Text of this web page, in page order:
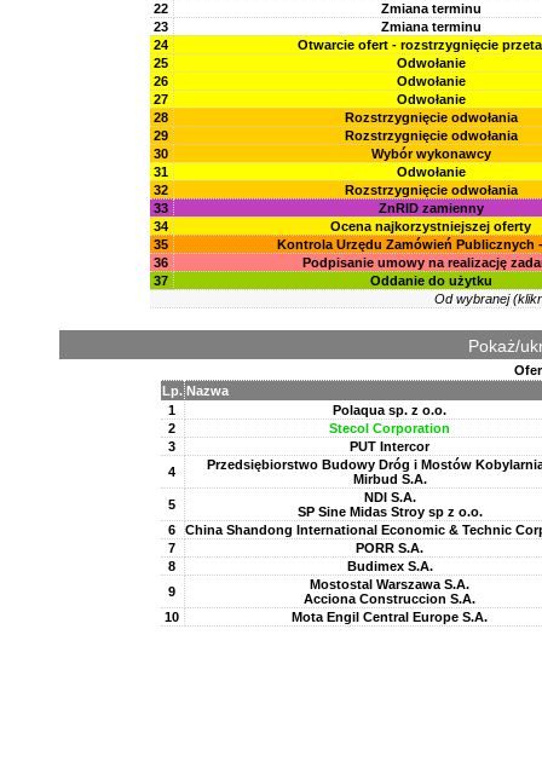
22
Zmiana terminu
23
Zmiana terminu
24
Otwarcie ofert - rozstrzygnięcie
25
Odwołanie
26
Odwołanie
27
Odwołanie
28
Rozstrzygnięcie odwołania
29
Rozstrzygnięcie odwołania
30
Wybór wykonawcy
31
Odwołanie
32
Rozstrzygnięcie odwołania
33
ZnRID zamienny
34
Ocena najkorzystniejszej oferty
35
Kontrola Urzędu Zamówień Publicznych
36
Podpisanie umowy na realizację
37
Oddanie do użytku
Od wybranej
Pokaż/
Lp. Nazwa
1
Polaqua sp. z o.o.
2
Stecol Corporation
3
PUT Intercor
4
Przedsiębiorstwo Budowy Dróg i Mostów
Mirbud S.A.
5
NDI S.A.
SP Sine Midas Stroy sp z o.o.
6
China Shandong International Economic & Technic
7
PORR S.A.
8
Budimex S.A.
9
Mostostal Warszawa S.A.
Acciona Construccion S.A.
10
Mota Engil Central Europe S.A.